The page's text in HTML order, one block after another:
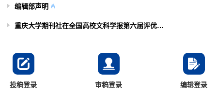
编辑部声明
重庆大学期刊社在全国高校文科学报第六届评优活动中获佳绩
投稿登录 审稿登录 编辑登录